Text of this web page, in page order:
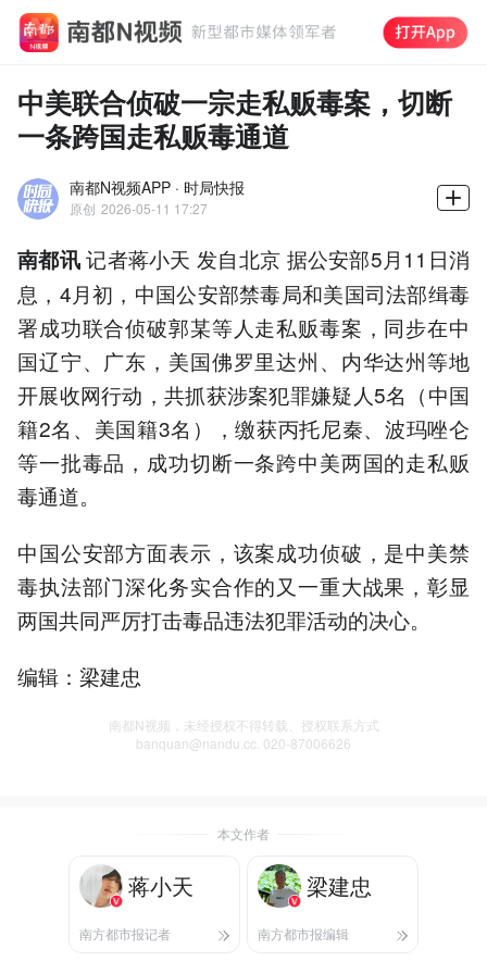
中美联合侦破一宗走私贩毒案，切断
一条跨国走私贩毒通道
南都N视频APP · 时局快报
原创 2026-05-11 17:27
南都讯记者蒋小天 发自北京 据公安部5月11日消
息，4月初，中国公安部禁毒局和美国司法部缉毒
署成功联合侦破郭某等人走私贩毒案，同步在中
国辽宁、广东，美国佛罗里达州、内华达州等地
开展收网行动，共抓获涉案犯罪嫌疑人5名（中国
籍2名、美国籍3名），缴获丙托尼秦、波玛唑仑
等一批毒品，成功切断一条跨中美两国的走私贩
毒通道。
中国公安部方面表示，该案成功侦破，是中美禁
毒执法部门深化务实合作的又一重大战果，彰显
两国共同严厉打击毒品违法犯罪活动的决心。
编辑：梁建忠
南都N视频，未经授权不得转载、授权联系方式
banquan@nandu.cc. 020-87006626
本文作者
蒋小天
南方都市报记者
梁建忠
南方都市报编辑